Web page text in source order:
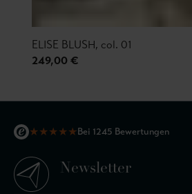
ELISE BLUSH, col. 01
249,00 €
★★★★★Bei 1245 Bewertungen
Newsletter